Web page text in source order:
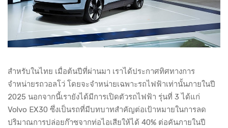
สำหรับในไทย เมื่อต้นปีที่ผ่านมา เราได้ประกาศทิศทางการ
จำหน่ายรถวอลโว่ โดยจะจำหน่ายเฉพาะรถไฟฟ้าเท่านั้นภายในปี
2025 นอกจากนี้เรายังได้มีการเปิดตัวรถไฟฟ้า รุ่นที่ 3 ได้แก่
Volvo EX30 ซึ่งเป็นรถที่มีบทบาทสำคัญต่อเป้าหมายในการลด
ปริมาณการปล่อยก๊าซจากท่อไอเสียให้ได้ 40% ต่อคันภายในปี